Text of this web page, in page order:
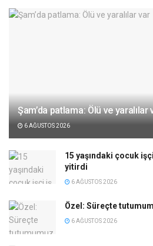
Şam’da patlama: Ölü ve yaralılar
6 AĞUSTOS 2026
15 yaşındaki çocuk
yitirdi
6 AĞUSTOS 2026
Özel: Süreçte
6 AĞUSTOS 2026